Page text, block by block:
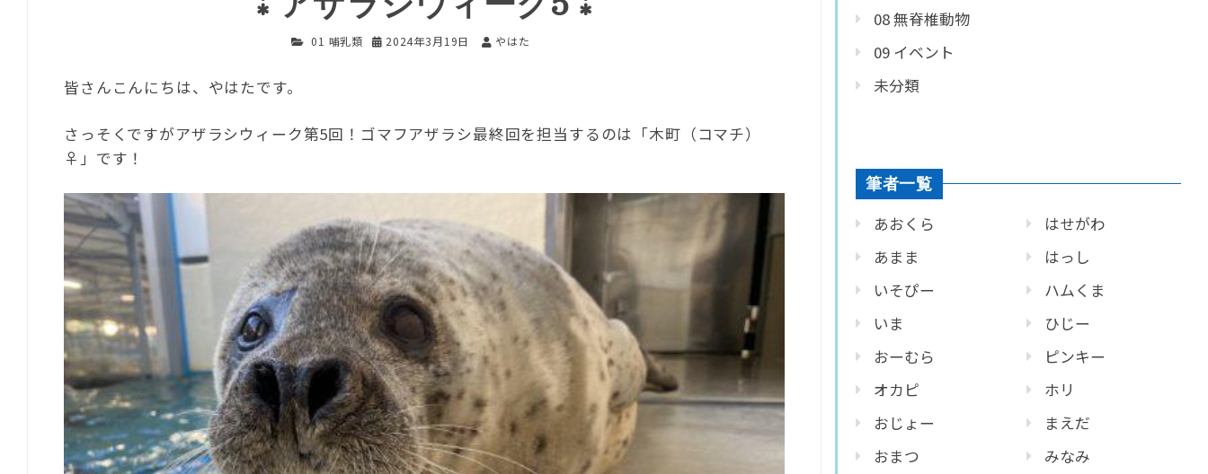
01 哺乳類 2024年3月19日 やはた
皆さんこんにちは、やはたです。
さっそくですがアザラシウィーク第5回！ゴマフアザラシ最終回を担当するのは「木町（コマチ）
♀」です！
08 無脊椎動物
09 イベント
未分類
筆者一覧
あおくら
あまま
いそぴー
いま
おーむら
オカピ
おじょー
おまつ
はせがわ
はっし
ハムくま
ひじー
ピンキー
ホリ
まえだ
みなみ